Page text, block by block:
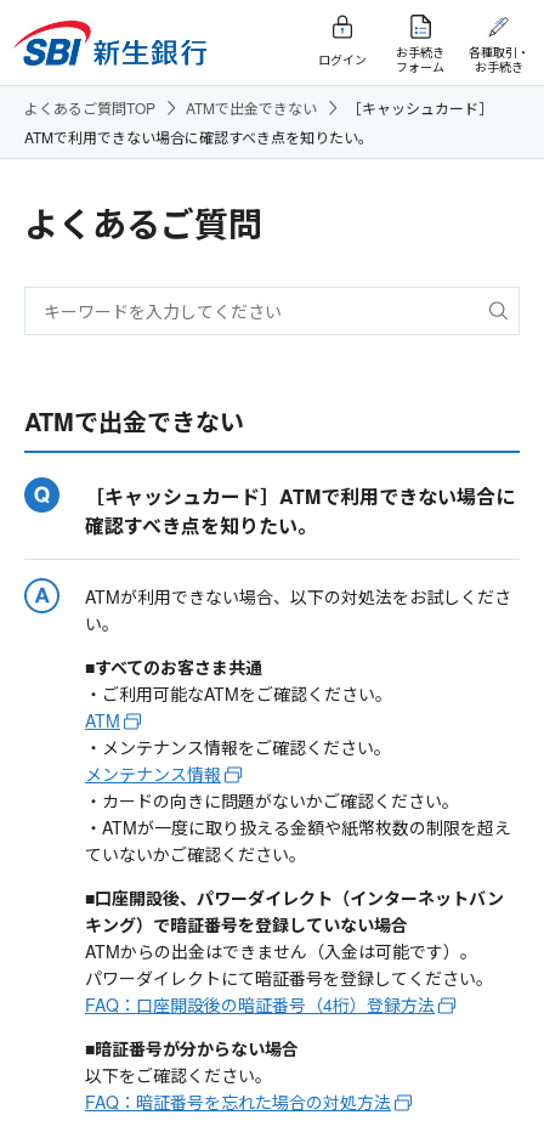
ログイン
お手続き
フォーム
各種取引・
お手続き
よくあるご質問TOP ATMで出金できない
［キャッシュカード］
ATMで利用できない場合に確認すべき点を知りたい。
よくあるご質問
ATMで出金できない
［キャッシュカード］ATMで利用できない場合に
確認すべき点を知りたい。
ATMが利用できない場合、以下の対処法をお試しくださ
い。
■すべてのお客さま共通
・ご利用可能なATMをご確認ください。
ATM
・メンテナンス情報をご確認ください。
メンテナンス情報
・カードの向きに問題がないかご確認ください。
・ATMが一度に取り扱える金額や紙幣枚数の制限を超え
ていないかご確認ください。
■口座開設後、パワーダイレクト（インターネットバン
キング）で暗証番号を登録していない場合
ATMからの出金はできません（入金は可能です）。
パワーダイレクトにて暗証番号を登録してください。
FAQ：口座開設後の暗証番号（4桁）登録方法
■暗証番号が分からない場合
以下をご確認ください。
FAQ：暗証番号を忘れた場合の対処方法